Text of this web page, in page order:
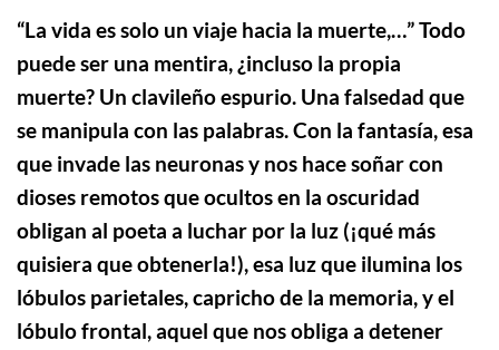
“La vida es solo un viaje hacia la muerte,…” Todo
puede ser una mentira, ¿incluso la propia
muerte? Un clavileño espurio. Una falsedad que
se manipula con las palabras. Con la fantasía, esa
que invade las neuronas y nos hace soñar con
dioses remotos que ocultos en la oscuridad
obligan al poeta a luchar por la luz (¡qué más
quisiera que obtenerla!), esa luz que ilumina los
lóbulos parietales, capricho de la memoria, y el
lóbulo frontal, aquel que nos obliga a detener